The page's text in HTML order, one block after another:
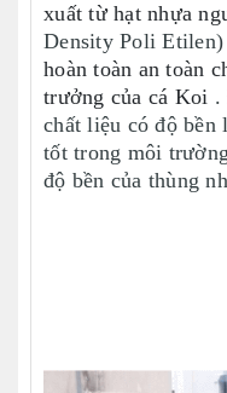
xuất từ hạt nhựa
Density Poli Etilen)
hoàn toàn an toàn
trưởng của cá Koi .
chất liệu có độ
tốt trong môi
độ bền của thùng